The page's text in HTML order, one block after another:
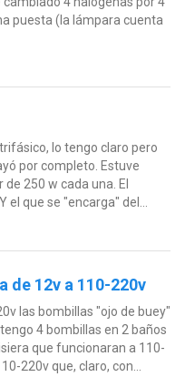
puesta (la lámpara cuenta
lo tengo claro pero
por completo. Estuve
250 w cada una. El
que se "encarga" del...
de 12v a 110-220v
las bombillas "ojo de buey"
4 bombillas en 2 baños
que funcionaran a 110-
220v que, claro, con...